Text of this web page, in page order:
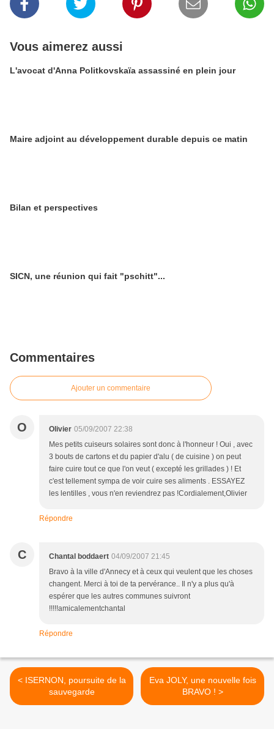
Vous aimerez aussi
L'avocat d'Anna Politkovskaïa assassiné en plein jour
Maire adjoint au développement durable depuis ce matin
Bilan et perspectives
SICN, une réunion qui fait "pschitt"...
Commentaires
Ajouter un commentaire
O Olivier 05/09/2007 22:38
Mes petits cuiseurs solaires sont donc à l'honneur ! Oui , avec
3 bouts de cartons et du papier d'alu ( de cuisine ) on peut
faire cuire tout ce que l'on veut ( excepté les grillades ) ! Et
c'est tellement sympa de voir cuire ses aliments . ESSAYEZ
les lentilles , vous n'en reviendrez pas !Cordialement,Olivier
Répondre
C Chantal boddaert 04/09/2007 21:45
Bravo à la ville d'Annecy et à ceux qui veulent que les choses
changent. Merci à toi de ta pervérance.. Il n'y a plus qu'à
espérer que les autres communes suivront
!!!!!amicalementchantal
Répondre
< ISERNON, poursuite de la
sauvegarde
Eva JOLY, une nouvelle fois
BRAVO ! >